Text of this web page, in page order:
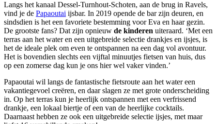
Langs het kanaal Dessel-Turnhout-Schoten, aan de brug in Ravels,
vind je de Papaoutai ijsbar. In 2019 opende de bar zijn deuren, en
sindsdien is het een favoriete bestemming voor Eva en haar gezin.
De grootste fans? Dat zijn opnieuw de kinderen uiteraard. ‘Met een
terras aan het water en een uitgebreide selectie drankjes en ijsjes, is
het de ideale plek om even te ontspannen na een dag vol avontuur.
Het is bovendien slechts een vijftal minuutjes fietsen van huis, dus
op een zomerse dag kun je ons hier wel vaker vinden.’
Papaoutai wil langs de fantastische fietsroute aan het water een
vakantiegevoel creëren, en daar slagen ze met grote onderscheiding
in. Op het terras kun je heerlijk ontspannen met een verfrissend
drankje, een lokaal biertje of een van de heerlijke cocktails.
Daarnaast hebben ze ook een uitgebreide selectie ijsjes, met maar